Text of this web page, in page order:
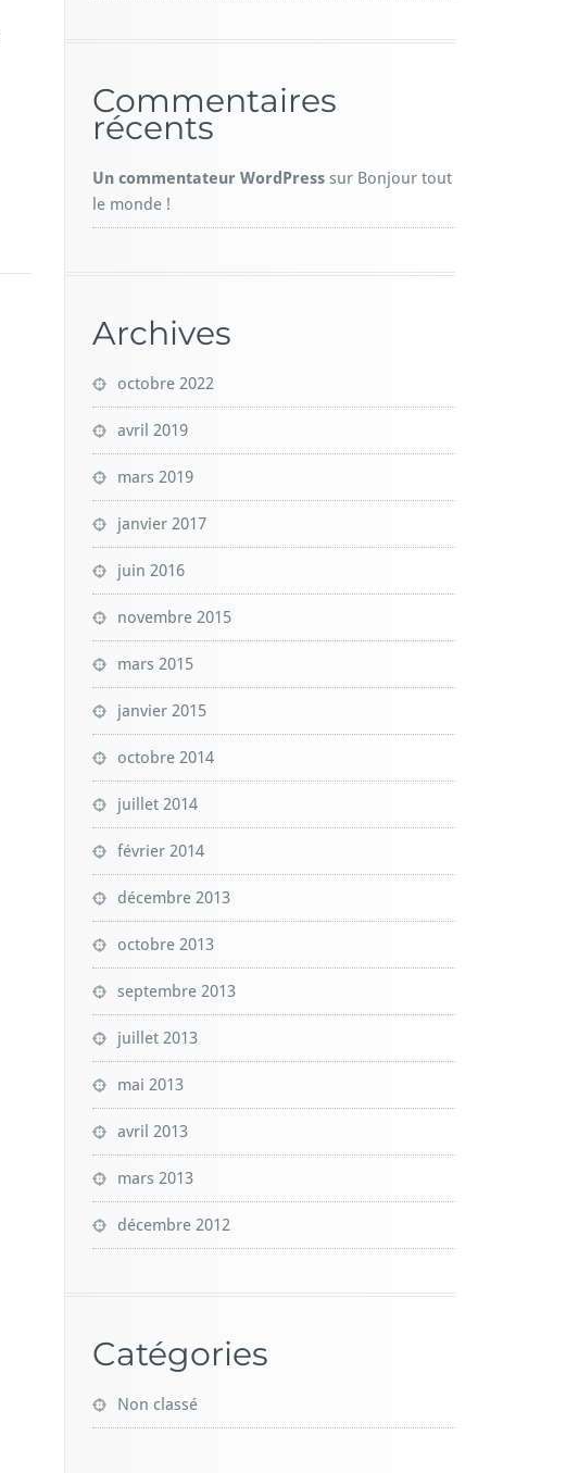
Commentaires
récents
Un commentateur WordPress sur Bonjour tout
le monde !
Archives
octobre 2022
avril 2019
mars 2019
janvier 2017
juin 2016
novembre 2015
mars 2015
janvier 2015
octobre 2014
juillet 2014
février 2014
décembre 2013
octobre 2013
septembre 2013
juillet 2013
mai 2013
avril 2013
mars 2013
décembre 2012
Catégories
Non classé